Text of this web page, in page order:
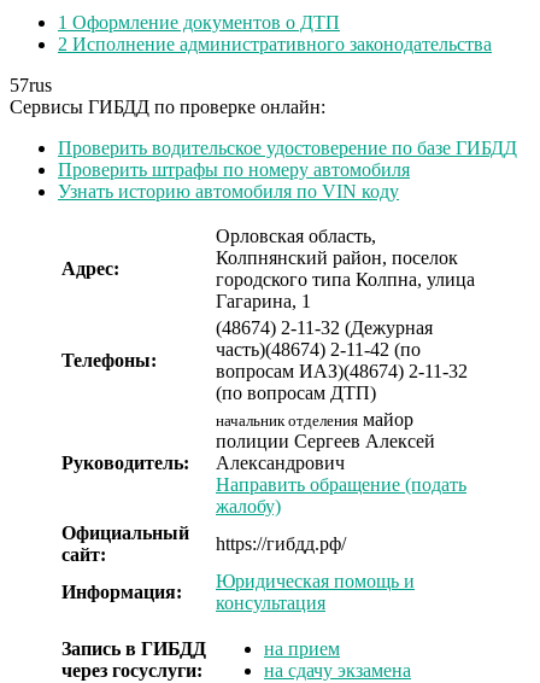
1 Оформление документов о ДТП
2 Исполнение административного законодательства
57rus
Сервисы ГИБДД по проверке онлайн:
Проверить водительское удостоверение по базе ГИБДД
Проверить штрафы по номеру автомобиля
Узнать историю автомобиля по VIN коду
Адрес:
Орловская область,
Колпнянский район, поселок
городского типа Колпна, улица
Гагарина, 1
Телефоны:
(48674) 2-11-32 (Дежурная
часть)(48674) 2-11-42 (по
вопросам ИАЗ)(48674) 2-11-32
(по вопросам ДТП)
Руководитель:
начальник отделения майор
полиции Сергеев Алексей
Александрович
Направить обращение (подать
жалобу)
Официальный
сайт:
https://гибдд.рф/
Информация:
Юридическая помощь и
консультация
Запись в ГИБДД
через госуслуги:
на прием
на сдачу экзамена